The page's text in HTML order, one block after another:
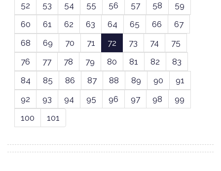
52
53 54 55 56 57 58
59
60
61 62 63 64 65 66
67
68
69 70 71 72 73 74
75
76
77 78 79 80 81 82
83
84
85 86 87 88 89 90
91
92
93 94 95 96 97 98
99
100
101